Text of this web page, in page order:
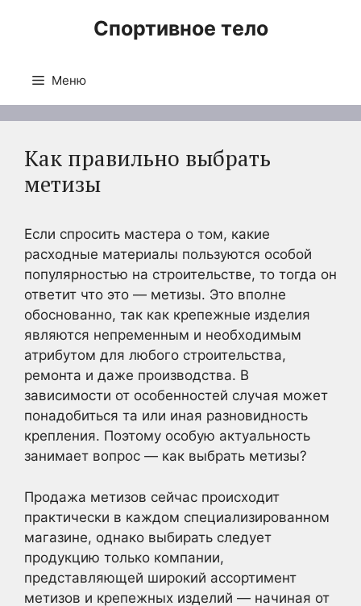
Спортивное тело
Меню
Как правильно выбрать
метизы
Если спросить мастера о том, какие
расходные материалы пользуются особой
популярностью на строительстве, то тогда он
ответит что это — метизы. Это вполне
обоснованно, так как крепежные изделия
являются непременным и необходимым
атрибутом для любого строительства,
ремонта и даже производства. В
зависимости от особенностей случая может
понадобиться та или иная разновидность
крепления. Поэтому особую актуальность
занимает вопрос — как выбрать метизы?
Продажа метизов сейчас происходит
практически в каждом специализированном
магазине, однако выбирать следует
продукцию только компании,
представляющей широкий ассортимент
метизов и крепежных изделий — начиная от